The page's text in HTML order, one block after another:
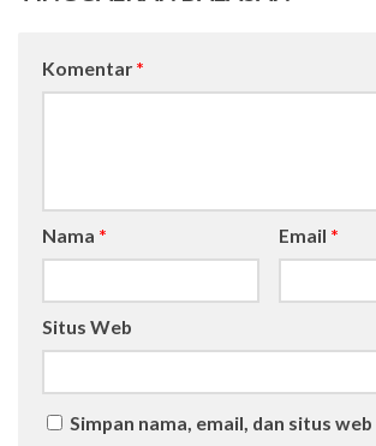
Komentar *
Nama * Email *
Situs Web
Simpan nama, email, dan situs web